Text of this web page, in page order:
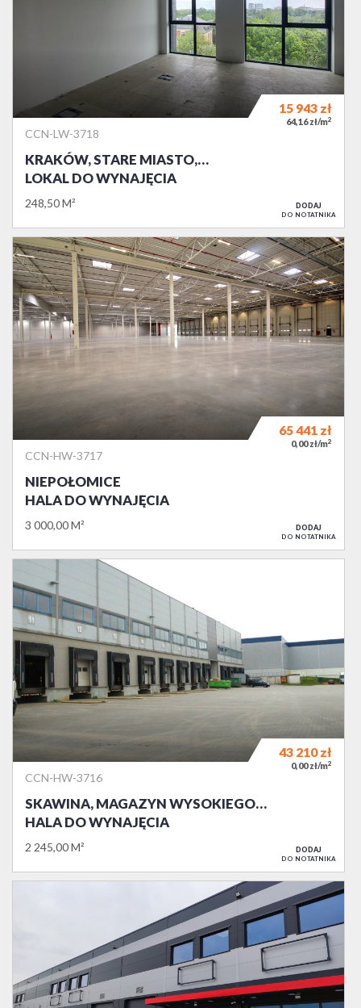
CCN-LW-3718
KRAKÓW, STARE MIASTO,…
LOKAL DO WYNAJĘCIA
248,50 M²
15 943 zł
64,16 zł/m2
DODAJ
DO NOTATNIKA
CCN-HW-3717
NIEPOŁOMICE
HALA DO WYNAJĘCIA
3 000,00 M²
65 441 zł
0,00 zł/m2
DODAJ
DO NOTATNIKA
CCN-HW-3716
SKAWINA, MAGAZYN WYSOKIEGO…
HALA DO WYNAJĘCIA
2 245,00 M²
43 210zł
0,00 zł/m2
DODAJ
DO NOTATNIKA